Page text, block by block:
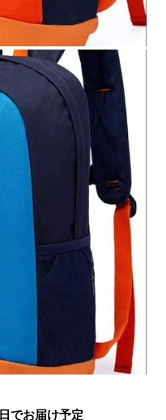
でお届け予定